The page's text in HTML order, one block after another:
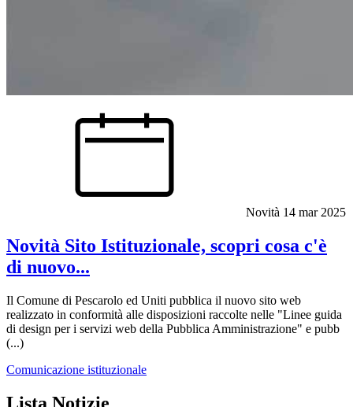
Novità 14 mar 2025
Novità Sito Istituzionale, scopri cosa c'è
di nuovo...
Il Comune di Pescarolo ed Uniti pubblica il nuovo sito web
realizzato in conformità alle disposizioni raccolte nelle "Linee guida
di design per i servizi web della Pubblica Amministrazione" e pubb
(...)
Comunicazione istituzionale
Lista Notizie